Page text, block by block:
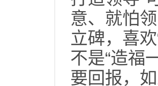
意、就怕
立碑，喜
不是“造福
要回报，